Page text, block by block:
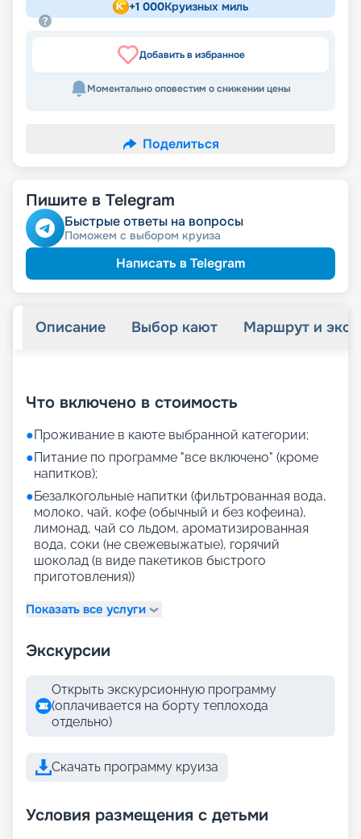
+1 000Круизных миль
Добавить в избранное
Моментально оповестим о снижении цены
Поделиться
Пишите в Telegram
Быстрые ответы на вопросы
Поможем с выбором круиза
Написать в Telegram
Описание Выбор кают Маршрут и
Что включено в стоимость
●Проживание в каюте выбранной категории;
●Питание по программе "все включено" (кроме
напитков);
●Безалкогольные напитки (фильтрованная вода,
молоко, чай, кофе (обычный и без кофеина),
лимонад, чай со льдом, ароматизированная
вода, соки (не свежевыжатые), горячий
шоколад (в виде пакетиков быстрого
приготовления))
Показать все услуги
Экскурсии
Открыть экскурсионную программу
(оплачивается на борту теплохода
отдельно)
Скачать программу круиза
Условия размещения с детьми